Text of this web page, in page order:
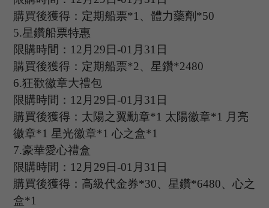
購買後獲得：定期船票*1、體力藥劑*50
5.星鑽船票特惠
限購時間： 12 月 29日-01 月 31日
購買後獲得：定期船票*2、星鑽*2480
6.狂歡徽章大禮包
限購時間： 12 月 29日-01 月 31日
購買後獲得：太陽之翼勳章*1 太陽徽章*1 月亮
徽章*1 星光徽章*1 心之盒*1
7.豪華愛心禮盒
限購時間： 12 月 29日-01 月 31日
購買後獲得：高級代金券*30、星鑽*6480、心之
盒*1